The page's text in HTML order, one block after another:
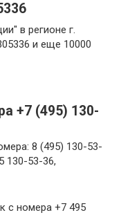
в регионе г.
и еще 10000
+7 (495) 130-
8 (495) 130-53-
130-53-36,
с номера +7 495